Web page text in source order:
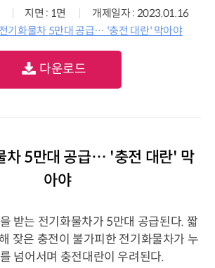
지면 : 1면
개제일자 : 2023.01.16
기화물차 5만대 공급… '충전 대란' 막아야
다운로드
차 5만대 공급… '충전 대란' 막
아야
받는 전기화물차가 5만대 공급된다. 짧
잦은 충전이 불가피한 전기화물차가 누
넘어서며 충전대란이 우려된다.